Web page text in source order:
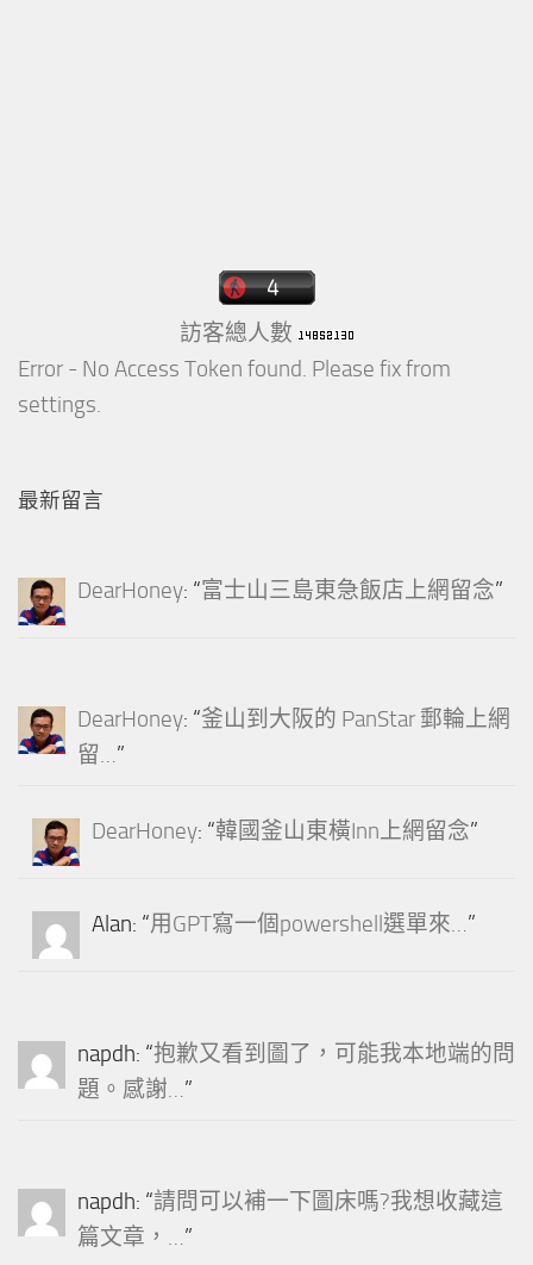
訪客總人數
Error - No Access Token found. Please fix from
settings.
最新留言
DearHoney: “富士山三島東急飯店上網留念”
DearHoney: “釜山到大阪的 PanStar 郵輪上網
留…”
DearHoney: “韓國釜山東橫Inn上網留念”
Alan: “用GPT寫一個powershell選單來…”
napdh: “抱歉又看到圖了，可能我本地端的問
題。感謝…”
napdh: “請問可以補一下圖床嗎?我想收藏這
篇文章，…”